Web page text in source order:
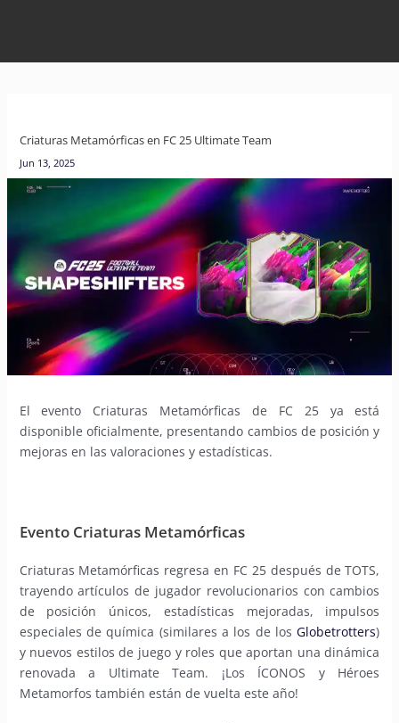
Criaturas Metamórficas en FC 25 Ultimate Team
Jun 13, 2025
El evento Criaturas Metamórficas de FC 25 ya está
disponible oficialmente, presentando cambios de posición y
mejoras en las valoraciones y estadísticas.
Evento Criaturas Metamórficas
Criaturas Metamórficas regresa en FC 25 después de TOTS,
trayendo artículos de jugador revolucionarios con cambios
de posición únicos, estadísticas mejoradas, impulsos
especiales de química (similares a los de losGlobetrotters)
y nuevos estilos de juego y roles que aportan una dinámica
renovada a Ultimate Team. ¡Los ÍCONOS y Héroes
Metamorfos también están de vuelta este año!